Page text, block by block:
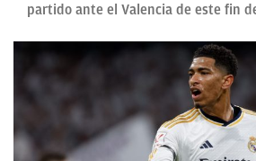
FICHAJES
DIRECTO
FEMENINO
PAPARAZZI
OKDIARIO
partido ante el Valencia de este fin